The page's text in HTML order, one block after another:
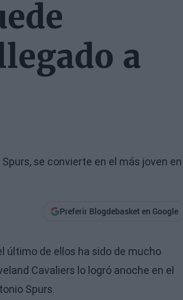
a
se convierte en el más joven en
Preferir Blogdebasket en Google
último de ellos ha sido de mucho
Cavaliers lo logró anoche en el
Spurs.